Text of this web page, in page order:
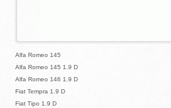
Alfa Romeo 145
Alfa Romeo 145 1.9 D
Alfa Romeo 146 1.9 D
Fiat Tempra 1.9 D
Fiat Tipo 1.9 D